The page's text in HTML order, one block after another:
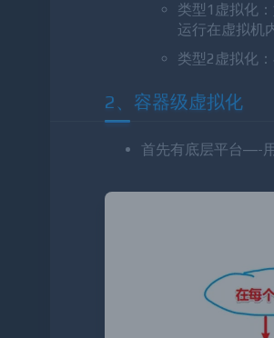
类型1虚拟化
运行在虚拟机
类型2虚拟化
2、容器级虚拟化
首先有底层平台—-